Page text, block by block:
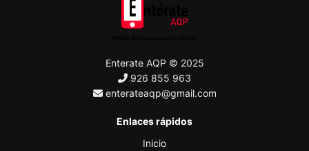
Enterate AQP © 2025
926 855 963
enterateaqp@gmail.com
Enlaces rápidos
Inicio